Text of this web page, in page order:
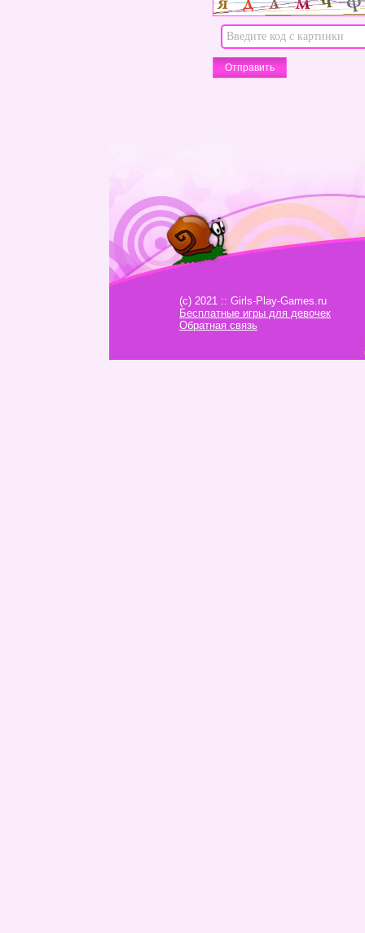
(c) 2021 :: Girls-Play-Games.ru
Бесплатные игры для девочек
Обратная связь